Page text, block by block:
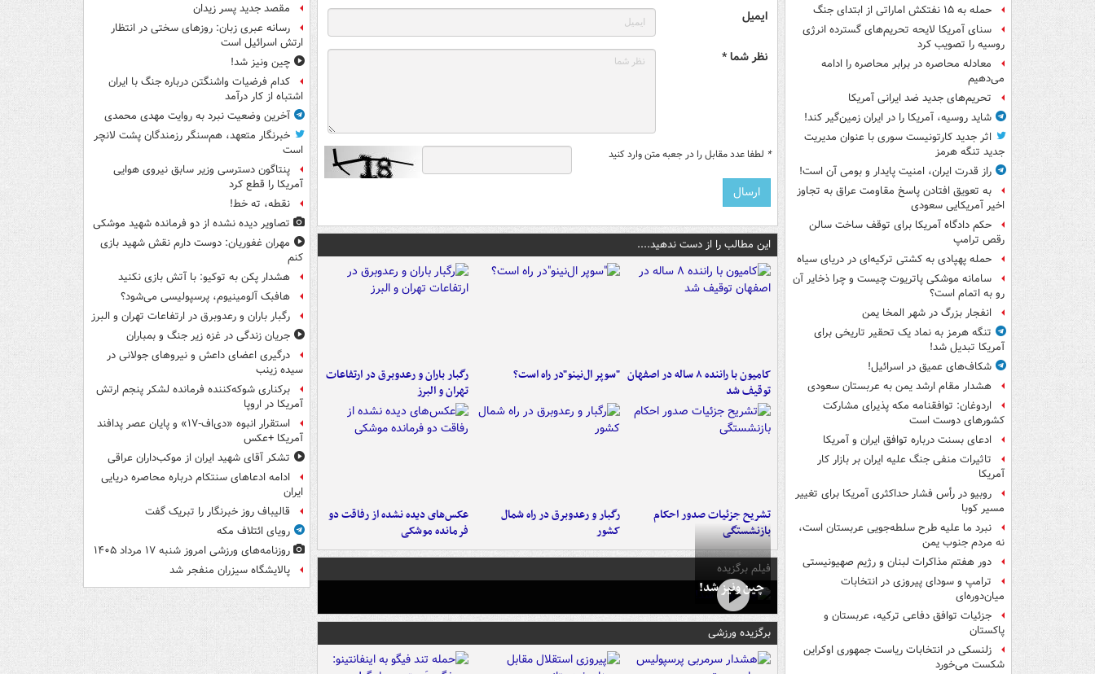
حمله به ۱۵ نفتکش‌ اماراتی از ابتدای جنگ
سنای آمریکا لایحه تحریم‌های گسترده انرژی
روسیه را تصویب کرد
معادله محاصره در برابر محاصره را ادامه
می‌دهیم
تحریم‌های جدید ضد ایرانی آمریکا
شاید روسیه، آمریکا را در ایران زمین‌گیر کند!
اثر جدید کارتونیست سوری با عنوان مدیریت
جدید تنگه هرمز
راز قدرت ایران، امنیت پایدار و بومی آن است!
به تعویق افتادن پاسخ مقاومت عراق به تجاوز
اخیر آمریکایی سعودی
حکم دادگاه آمریکا برای توقف ساخت سالن
رقص ترامپ
حمله پهپادی به کشتی ترکیه‌ای در دریای سیاه
سامانه موشکی پاتریوت چیست و چرا ذخایر آن
رو به اتمام است؟
انفجار بزرگ در شهر المخا یمن
تنگه هرمز به نماد یک تحقیر تاریخی برای
آمریکا تبدیل شد!
شکاف‌های عمیق در اسرائیل!
هشدار مقام ارشد یمن به عربستان سعودی
اردوغان: توافقنامه مکه پذیرای مشارکت
کشورهای دوست است
ادعای بسنت درباره توافق ایران و آمریکا
تاثیرات منفی جنگ علیه ایران بر بازار کار
آمریکا
روبیو در رأس فشار حداکثری آمریکا برای تغییر
مسیر کوبا
نبرد ما علیه طرح سلطه‌جویی عربستان است،
نه مردم جنوب یمن
دور هفتم مذاکرات لبنان و رژیم صهیونیستی
ترامپ و سودای پیروزی در انتخابات
میان‌دوره‌ای
جزئیات توافق دفاعی ترکیه، عربستان و
پاکستان
زلنسکی در انتخابات ریاست جمهوری اوکراین
شکست می‌خورد
ایمیل
نظر شما *
* لطفا عدد مقابل را در جعبه متن وارد کنید
این مطالب را از دست ندهید....
کامیون با راننده ۸ ساله در اصفهان
توقیف شد
"سوپر ال‌نینو"در راه است؟
رگبار باران و رعدوبرق در ارتفاعات
تهران و البرز
تشریح جزئیات صدور احکام
بازنشستگی
رگبار و رعدوبرق در راه شمال
کشور
عکس‌های دیده نشده از رفاقت دو
فرمانده‌ موشکی
فیلم برگزیده
چین ونیز شد!
برگزیده ورزشی
مقصد جدید پسر زیدان
رسانه عبری زبان: روزهای سختی در انتظار
ارتش اسرائیل است
چین ونیز شد!
کدام فرضیات واشنگتن درباره جنگ با ایران
اشتباه از کار درآمد
آخرین وضعیت نبرد به روایت مهدی محمدی
خبرنگار متعهد، هم‌سنگر رزمندگان پشت لانچر
است
پنتاگون دسترسی وزیر سابق نیروی هوایی
آمریکا را قطع کرد
نقطه، ته خط!
تصاویر دیده‌ نشده از دو فرمانده شهید موشکی
مهران غفوریان: دوست دارم نقش شهید بازی
کنم
هشدار پکن به توکیو: با آتش بازی نکنید
هافبک آلومینیوم، پرسپولیسی می‌شود؟
رگبار باران و رعدوبرق در ارتفاعات تهران و البرز
جریان زندگی در غزه زیر جنگ و بمباران
درگیری اعضای داعش و نیروهای جولانی در
سیده زینب
برکناری شوکه‌کننده فرمانده لشکر پنجم ارتش
آمریکا در اروپا
استقرار انبوه «دی‌اف‑۱۷» و پایان عصر پدافند
آمریکا +عکس
تشکر آقای شهید ایران از موکب‌داران عراقی
ادامه ادعاهای سنتکام درباره محاصره دریایی
ایران
قالیباف روز خبرنگار را تبریک گفت
رویای ائتلاف مکه
روزنامه‌های ورزشی امروز ‌شنبه ۱۷ مرداد ۱۴۰۵
پالایشگاه سیزران منفجر شد